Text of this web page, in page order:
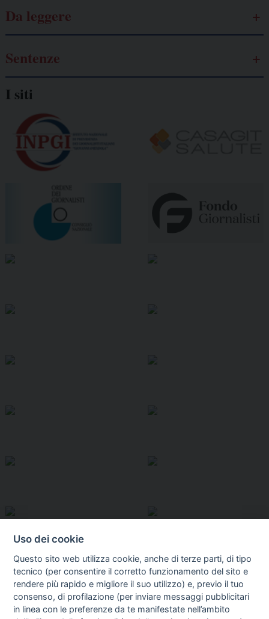
Da leggere
Sentenze
I siti
Uso dei cookie
Questo sito web utilizza cookie, anche di terze parti, di tipo
tecnico (per consentire il corretto funzionamento del sito e
rendere più rapido e migliore il suo utilizzo) e, previo il tuo
consenso, di profilazione (per inviare messaggi pubblicitari
in linea con le preferenze da te manifestate nell’ambito